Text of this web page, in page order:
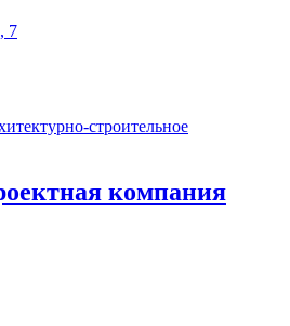
7
строительное
компания